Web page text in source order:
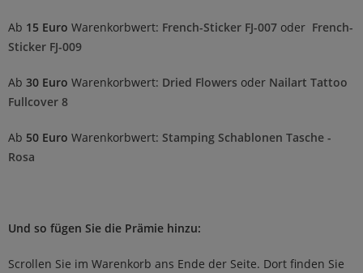
Ab 15 Euro Warenkorbwert: French-Sticker FJ-007 oder French-
Sticker FJ-009
Ab 30 Euro Warenkorbwert: Dried Flowers oder Nailart Tattoo
Fullcover 8
Ab 50 Euro Warenkorbwert: Stamping Schablonen Tasche -
Rosa
Und so fügen Sie die Prämie hinzu:
Scrollen Sie im Warenkorb ans Ende der Seite. Dort finden Sie